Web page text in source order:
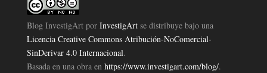
Blog InvestigArtpor InvestigArtse distribuye bajo una
Licencia Creative Commons Atribución-NoComercial-
SinDerivar 4.0 Internacional.
Basada en una obra en https://www.investigart.com/blog/.